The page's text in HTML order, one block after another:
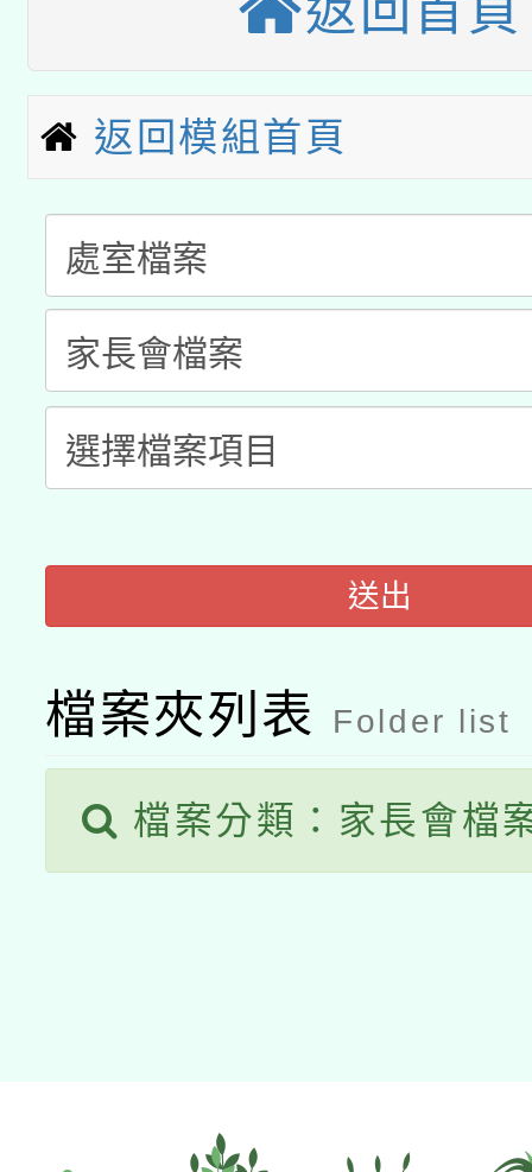
招甄選結果公告(無人
招)
適應運動共學行動站研
本館辦理115年度閱讀
暨閱讀推動專業研習
科技賦能─人工智慧
A3數位素養講師名單
「數位內容與教學軟體
pilot」
有關大陸委員會函釋公
薪期間赴陸應申請許可
轉知經濟部水利署委託
業技術研究院辦理「
用水績優單位及節水達
動」
115年8月22日(星期六
桃園市孔廟祈福系列
開 智慧啟航」
2026年桃園地景藝術
返回首頁
返回模組首頁
送出
檔案夾列表 Folder list
檔案分類：家長會檔